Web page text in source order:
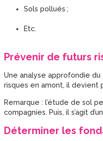
Sols pollués ;
Etc.
Prévenir de futurs
Une analyse approfondie
risques en amont, il devient
Remarque : l’étude de sol
compagnies. Puis, il s’agit
Déterminer les